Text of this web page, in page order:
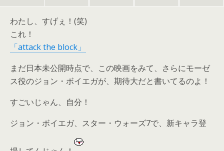
わたし、すげぇ！(笑)
これ！
「attack the block」
まだ日本未公開時点で、この映画をみて、さらにモーゼ
ス役のジョン・ボイエガが、期待大だと書いてるのよ！
すごいじゃん、自分！
ジョン・ボイエガ、スター・ウォーズ7で、新キャラ登